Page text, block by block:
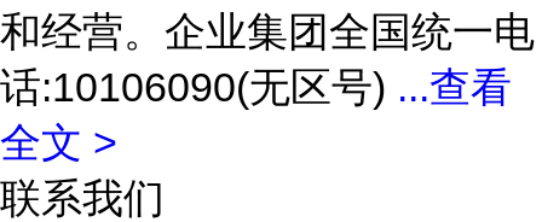
和经营。企业集团全国统一电
话:10106090(无区号) ...查看
全文 >
联系我们